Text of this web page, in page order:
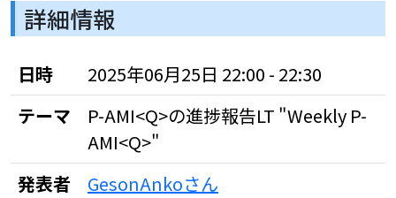
詳細情報
日時
2025年06月25日 22:00 - 22:30
テーマ
P-AMI<Q>の進捗報告LT "Weekly P-
AMI<Q>"
発表者
GesonAnkoさん